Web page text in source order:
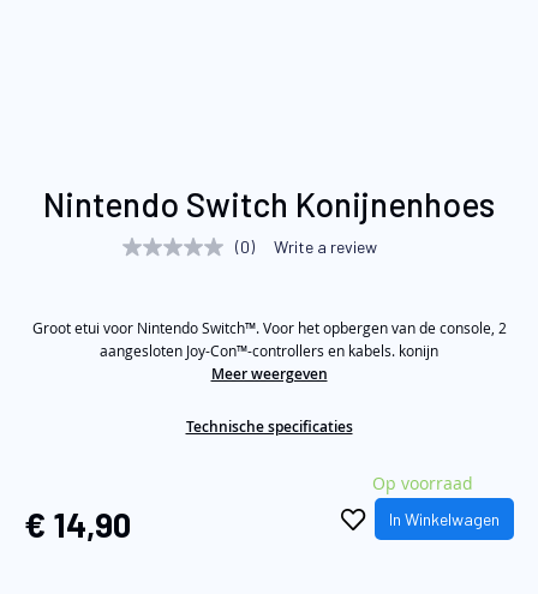
naar
de
afbeeldingen-
Nintendo Switch Konijnenhoes
No
page
link.
(0) Write a review
Groot etui voor Nintendo Switch™. Voor het opbergen van de console, 2
aangesloten Joy-Con™-controllers en kabels. konijn
Meer weergeven
Technische specificaties
€ 14,90
Op voorraad
In Winkelwagen